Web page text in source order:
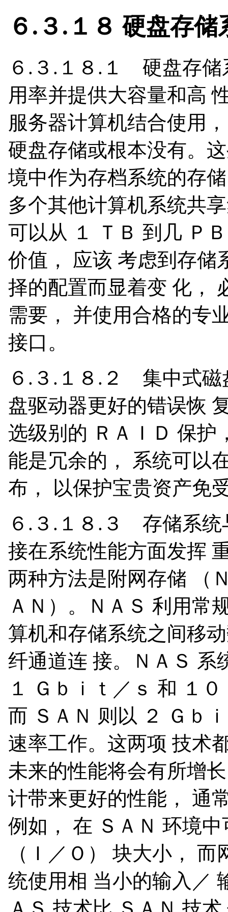
６.３.１８ 硬盘存储
６.３.１８.１ 硬盘存储
用率并提供大容量和高
服务器计算机结合使用
硬盘存储或根本没有。
境中作为存档系统的存
多个其他计算机系统共
可以从 １ ＴＢ 到几 Ｐ
价值， 应该 考虑到存储
择的配置而显着变 化，
需要， 并使用合格的专
接口。
６.３.１８.２ 集中式磁
盘驱动器更好的错误恢
选级别的 ＲＡＩＤ 保护
能是冗余的， 系统可以
布， 以保护宝贵资产免
６.３.１８.３ 存储系统
接在系统性能方面发挥
两种方法是附网存储 （
ＡＮ）。ＮＡＳ 利用常
算机和存储系统之间移
纤通道连 接。ＮＡＳ 系
１ Ｇｂｉｔ／ｓ 和 １
而 ＳＡＮ 则以 ２ Ｇｂ
速率工作。这两项 技术
未来的性能将会有所增
计带来更好的性能， 通
例如， 在 ＳＡＮ 环境
（Ｉ／Ｏ） 块大小，
统使用相 当小的输入／